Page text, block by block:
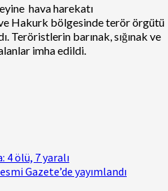
hava harekatı
Hakurk bölgesinde terör örgütü
Teröristlerin barınak, sığınak ve
imha edildi.
4 ölü, 7 yaralı
Gazete’de yayımlandı